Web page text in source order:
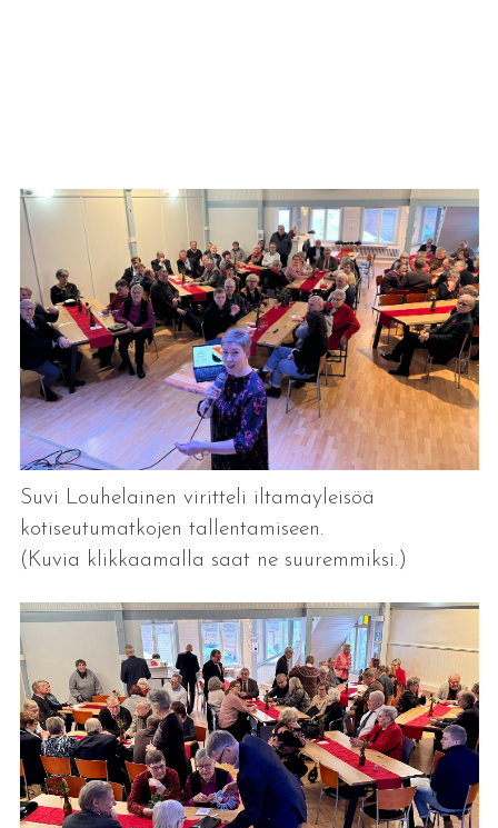
Suvi Louhelainen viritteli iltamayleisöä
kotiseutumatkojen tallentamiseen.
(Kuvia klikkaamalla saat ne suuremmiksi.)